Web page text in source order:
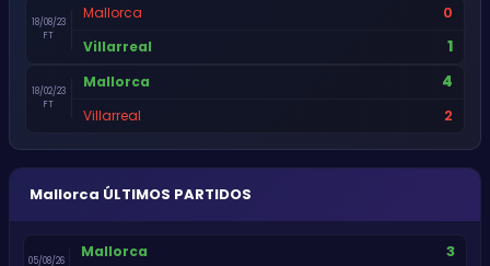
18/08/23
FT
Mallorca 0
Villarreal 1
18/02/23
FT
Mallorca 4
Villarreal 2
Mallorca ÚLTIMOS PARTIDOS
05/08/26
Mallorca 3